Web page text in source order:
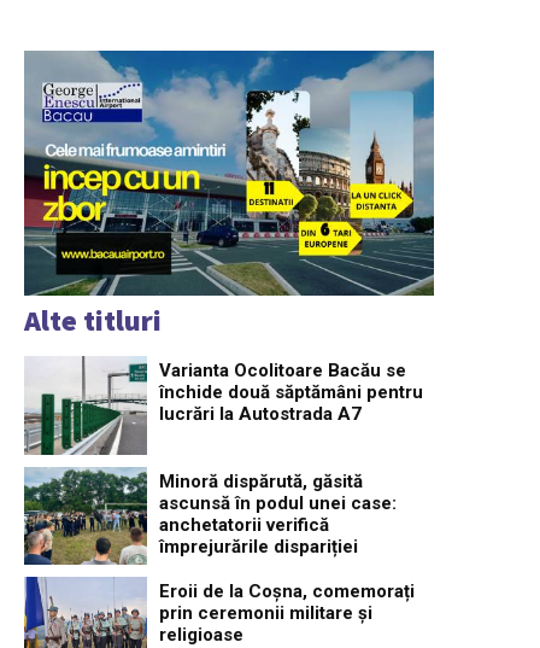
Alte titluri
Varianta Ocolitoare Bacău se
închide două săptămâni pentru
lucrări la Autostrada A7
Minoră dispărută, găsită
ascunsă în podul unei case:
anchetatorii verifică
împrejurările dispariției
Eroii de la Coșna, comemorați
prin ceremonii militare și
religioase